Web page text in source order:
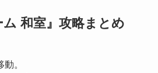
ム 和室』攻略まとめ
。